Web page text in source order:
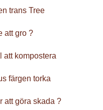
trans Tree
att gro ?
att kompostera
färgen torka
att göra skada ?